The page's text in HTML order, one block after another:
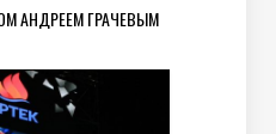
АНДРЕЕМ ГРАЧЕВЫМ